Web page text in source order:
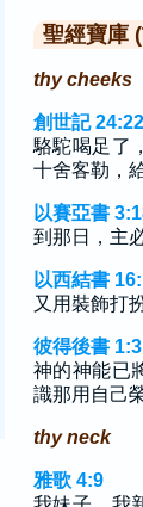
聖經寶庫
thy cheeks
創世記
駱駝喝足了
十舍客勒，
以賽亞書
到那日，主
以西結書
又用裝飾打
彼得後書
神的神能已
識那用自己
thy neck
雅歌 4:9